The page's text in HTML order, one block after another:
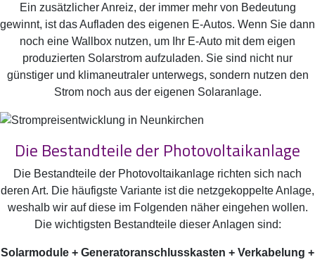
Ein zusätzlicher Anreiz, der immer mehr von Bedeutung
gewinnt, ist das Aufladen des eigenen E-Autos. Wenn Sie dann
noch eine Wallbox nutzen, um Ihr E-Auto mit dem eigen
produzierten Solarstrom aufzuladen. Sie sind nicht nur
günstiger und klimaneutraler unterwegs, sondern nutzen den
Strom noch aus der eigenen Solaranlage.
Die Bestandteile der Photovoltaikanlage
Die Bestandteile der Photovoltaikanlage richten sich nach
deren Art. Die häufigste Variante ist die netzgekoppelte Anlage,
weshalb wir auf diese im Folgenden näher eingehen wollen.
Die wichtigsten Bestandteile dieser Anlagen sind:
Solarmodule + Generatoranschlusskasten + Verkabelung +